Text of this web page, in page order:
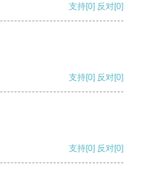
支持[0] 反对[0]
支持[0] 反对[0]
支持[0] 反对[0]